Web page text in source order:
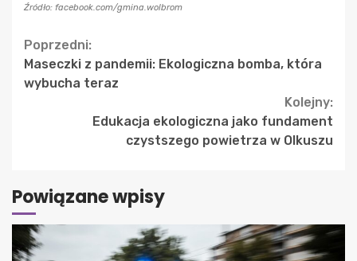
Źródło: facebook.com/gmina.wolbrom
Continue
Reading
Poprzedni:
Maseczki z pandemii: Ekologiczna bomba, która
wybucha teraz
Kolejny:
Edukacja ekologiczna jako fundament
czystszego powietrza w Olkuszu
Powiązane wpisy